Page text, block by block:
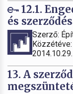
12.1.
és
Szerző:
13. A